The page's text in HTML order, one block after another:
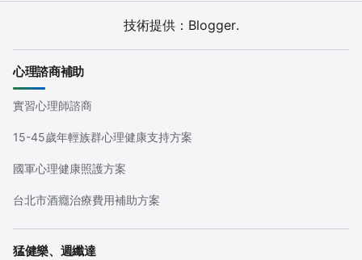
技術提供： Blogger.
心理諮商補助
實習心理師諮商
15-45歲年輕族群心理健康支持方案
國軍心理健康照護方案
台北市酒癮治療費用補助方案
猛健樂、週纖達